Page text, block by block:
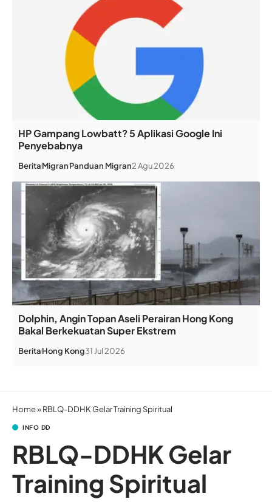
HP Gampang Lowbatt? 5 Aplikasi Google Ini
Penyebabnya
BeritaMigranPanduan Migran2 Agu 2026
Dolphin, Angin Topan Aseli Perairan Hong Kong
Bakal Berkekuatan Super Ekstrem
BeritaHong Kong31 Jul 2026
Home»RBLQ-DDHK Gelar Training Spiritual
INFO DD
RBLQ-DDHK Gelar
Training Spiritual